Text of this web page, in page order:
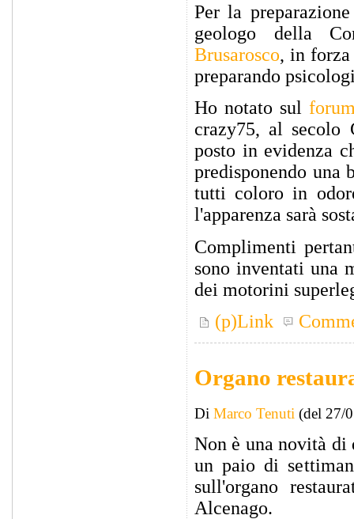
Per la
geologo della
Brusarosco, in
preparando
Ho notato sul
crazy75, al
posto in evidenza
predisponendo una
tutti coloro in
l'apparenza sarà
Complimenti
sono inventati una
dei motorini
(p)Link
Organo
Di Marco Tenuti (del 27/
Non è una novità di
un paio di
sull'organo
Alcenago.